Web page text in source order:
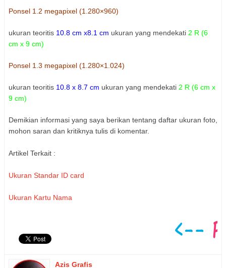
Ponsel 1.2 megapixel (1.280×960)
ukuran teoritis 10.8 cm x8.1 cm ukuran yang mendekati 2 R (6
cm x 9 cm)
Ponsel 1.3 megapixel (1.280×1.024)
ukuran teoritis 10.8 x 8.7 cm ukuran yang mendekati 2 R (6 cm x
9 cm)
Demikian informasi yang saya berikan tentang daftar ukuran foto,
mohon saran dan kritiknya tulis di komentar.
Artikel Terkait :
Ukuran Standar ID card
Ukuran Kartu Nama
Azis Grafis